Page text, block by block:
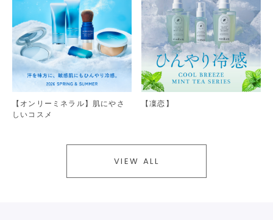
【オンリーミネラル】肌にやさ
しいコスメ
【凜恋】
VIEW ALL